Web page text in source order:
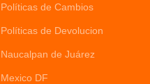
Políticas de Cambios
Políticas de Devolucion
Naucalpan de Juárez
Mexico DF